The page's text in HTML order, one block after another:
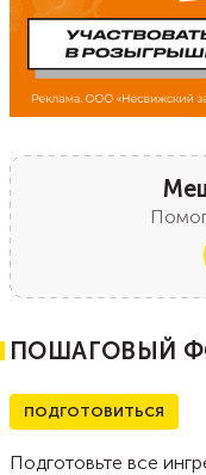
ПОШАГОВЫЙ
ПОДГОТОВИТЬСЯ
Подготовьте все